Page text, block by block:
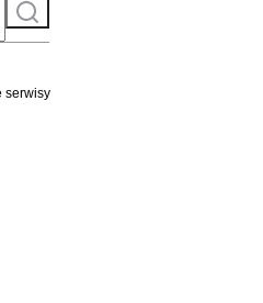
Szukaj
serwisy